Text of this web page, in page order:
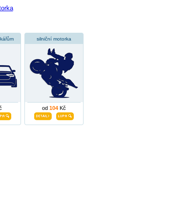
silniční motorka
od 104Kč